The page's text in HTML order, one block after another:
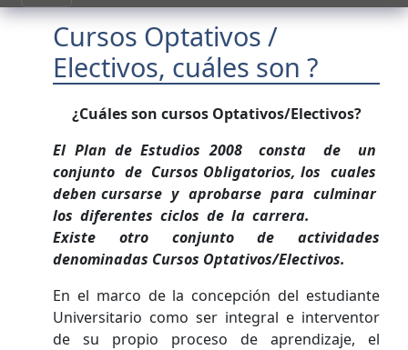
Cursos Optativos /
Electivos, cuáles son ?
¿Cuáles son cursos Optativos/Electivos?
El Plan de Estudios 2008 consta de un
conjunto de Cursos Obligatorios, los cuales
deben cursarse y aprobarse para culminar
los diferentes ciclos de la carrera.
Existe otro conjunto de actividades
denominadas Cursos Optativos/Electivos.
En el marco de la concepción del estudiante
Universitario como ser integral e interventor
de su propio proceso de aprendizaje, el